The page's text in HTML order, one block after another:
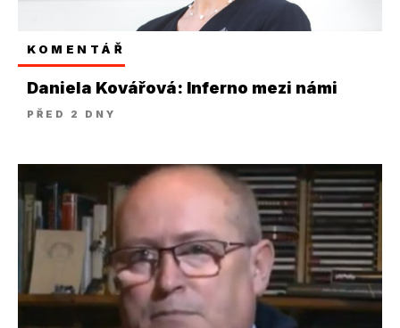
KOMENTÁŘ
Daniela Kovářová: Inferno mezi námi
PŘED 2 DNY